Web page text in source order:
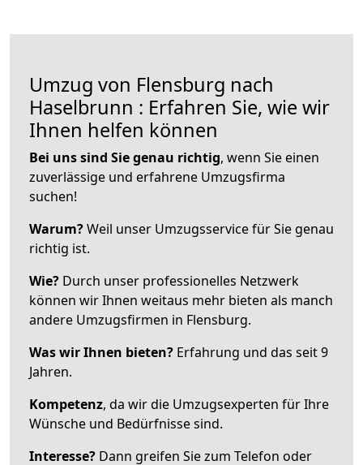
Umzug von Flensburg nach
Haselbrunn : Erfahren Sie, wie wir
Ihnen helfen können
Bei uns sind Sie genau richtig, wenn Sie einen
zuverlässige und erfahrene Umzugsfirma
suchen!
Warum?Weil unser Umzugsservice für Sie genau
richtig ist.
Wie? Durch unser professionelles Netzwerk
können wir Ihnen weitaus mehr bieten als manch
andere Umzugsfirmen in Flensburg.
Was wir Ihnen bieten? Erfahrung und das seit 9
Jahren.
Kompetenz, da wir die Umzugsexperten für Ihre
Wünsche und Bedürfnisse sind.
Interesse? Dann greifen Sie zum Telefon oder